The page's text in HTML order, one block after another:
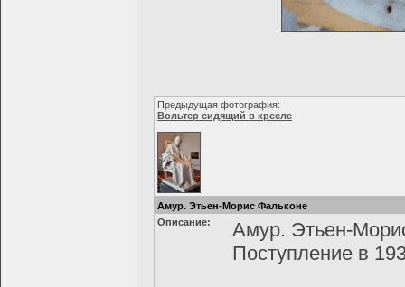
Предыдущая фотография:
Вольтер сидящий в кресле
Амур. Этьен-Морис Фальконе
Описание:
Амур. Этьен-
Поступление в